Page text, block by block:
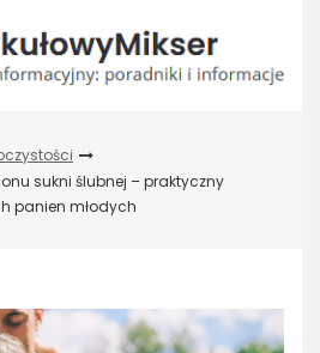
sukni ślubnej – praktyczny
panien młodych